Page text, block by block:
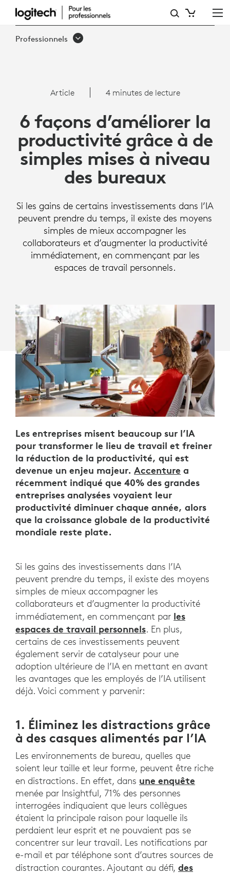
FAÇONS
PRODUCTIVITÉ
GRÂCE
DE
SIMPLES
NIVEAU
DES
BUREAUX
Professionnels
Article 4 minutes de lecture
6 façons d’améliorer la
productivité grâce à de
simples mises à niveau
des bureaux
Si les gains de certains investissements dans l’IA
peuvent prendre du temps, il existe des moyens
simples de mieux accompagner les
collaborateurs et d’augmenter la productivité
immédiatement, en commençant par les
espaces de travail personnels.
Les entreprises misent beaucoup sur l’IA
pour transformer le lieu de travail et freiner
la réduction de la productivité, qui est
devenue un enjeu majeur. Accenture a
récemment indiqué que 40% des grandes
entreprises analysées voyaient leur
productivité diminuer chaque année, alors
que la croissance globale de la productivité
mondiale reste plate.
Si les gains des investissements dans l’IA
peuvent prendre du temps, il existe des moyens
simples de mieux accompagner les
collaborateurs et d’augmenter la productivité
immédiatement, en commençant par les
espaces de travail personnels. En plus,
certains de ces investissements peuvent
également servir de catalyseur pour une
adoption ultérieure de l’IA en mettant en avant
les avantages que les employés de l’IA utilisent
déjà. Voici comment y parvenir:
1. Éliminez les distractions grâce
à des casques alimentés par l’IA
Les environnements de bureau, quelles que
soient leur taille et leur forme, peuvent être riche
en distractions. En effet, dans une enquête
menée par Insightful, 71% des personnes
interrogées indiquaient que leurs collègues
étaient la principale raison pour laquelle ils
perdaient leur esprit et ne pouvaient pas se
concentrer sur leur travail. Les notifications par
e-mail et par téléphone sont d’autres sources de
distraction courantes. Ajoutant au défi, des